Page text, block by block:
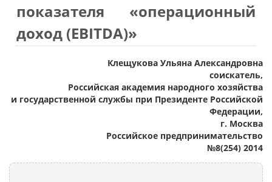
показателя «операционный
доход (EBITDA)»
Клещукова Ульяна Александровна
соискатель,
Российская академия народного хозяйства
и государственной службы при Президенте Российской
Федерации,
г. Москва
Российское предпринимательство
№8(254) 2014